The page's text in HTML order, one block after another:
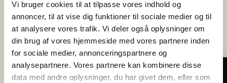
Vi bruger cookies til at tilpasse vores indhold og
annoncer, til at vise dig funktioner til sociale medier og til
at analysere vores trafik. Vi deler også oplysninger om
din brug af vores hjemmeside med vores partnere inden
for sociale medier, annonceringspartnere og
analysepartnere. Vores partnere kan kombinere disse
data med andre oplysninger, du har givet dem, eller som
Pejsestuen til en lille intimkoncert.
Brug det som en fyraftenskoncert på vej hjem fra
arbejde, eller som en musikalsk forret inden
onsdagens fællespisning.
Det er uhørt meget kvalitet til en uhørt lav pris.
Tilmeld dig vores nyhedsbrev